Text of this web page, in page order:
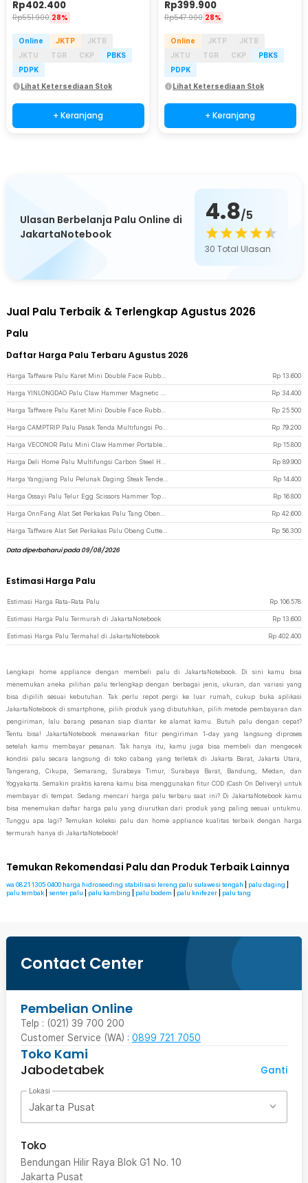
Rp402.400
Rp551.900 28%
Online JKTP
JKTB
JKTU
TGR CKP
PBKS
PDPK
Lihat Ketersediaan Stok
+ Keranjang
Rp399.900
Rp547.900 28%
Online JKTP
JKTB
JKTU
TGR CKP
PBKS
PDPK
Lihat Ketersediaan Stok
+ Keranjang
Ulasan Berbelanja Palu Online di
JakartaNotebook
4.8/5
30 Total Ulasan
Jual Palu Terbaik & Terlengkap Agustus 2026
Palu
Daftar Harga Palu Terbaru Agustus 2026
Rp 13.600
Rp 34.400
Rp 25.500
Rp 79.200
Rp 15.800
Rp 89.900
Rp 14.400
Rp 16.800
Rp 42.600
Rp 56.300
Data diperbaharui pada 09/08/2026
Estimasi Harga Palu
Estimasi Harga Rata-Rata Palu Rp 106.578
Estimasi Harga Palu Termurah di JakartaNotebook Rp 13.600
Estimasi Harga Palu Termahal di JakartaNotebook Rp 402.400
Lengkapi home appliance dengan membeli palu di JakartaNotebook. Di sini kamu bisa
menemukan aneka pilihan palu terlengkap dengan berbagai jenis, ukuran, dan variasi yang
bisa dipilih sesuai kebutuhan. Tak perlu repot pergi ke luar rumah, cukup buka aplikasi
JakartaNotebook di smartphone, pilih produk yang dibutuhkan, pilih metode pembayaran dan
pengiriman, lalu barang pesanan siap diantar ke alamat kamu. Butuh palu dengan cepat?
Tentu bisa! JakartaNotebook menawarkan fitur pengiriman 1-day yang langsung diproses
setelah kamu membayar pesanan. Tak hanya itu, kamu juga bisa membeli dan mengecek
kondisi palu secara langsung di toko cabang yang terletak di Jakarta Barat, Jakarta Utara,
Tangerang, Cikupa, Semarang, Surabaya Timur, Surabaya Barat, Bandung, Medan, dan
Yogyakarta. Semakin praktis karena kamu bisa menggunakan fitur COD (Cash On Delivery) untuk
membayar di tempat. Sedang mencari harga palu terbaru saat ini? Di JakartaNotebook kamu
bisa menemukan daftar harga palu yang diurutkan dari produk yang paling sesuai untukmu.
Tunggu apa lagi? Temukan koleksi palu dan home appliance kualitas terbaik dengan harga
termurah hanya di JakartaNotebook!
Temukan Rekomendasi Palu dan Produk Terbaik Lainnya
wa 0821 1305 0400 harga hidroseeding stabilisasi lereng palu sulawesi tengah palu daging
palu tembak
senter palu palu kambing palu bodem palu knifezer palu tang
Contact Center
Pembelian Online
Telp : (021) 39 700 200
Customer Service (WA) : 0899 721 7050
Toko Kami
Jabodetabek
Ganti
Lokasi
Jakarta Pusat
Toko
Bendungan Hilir Raya Blok G1 No. 10
Jakarta Pusat